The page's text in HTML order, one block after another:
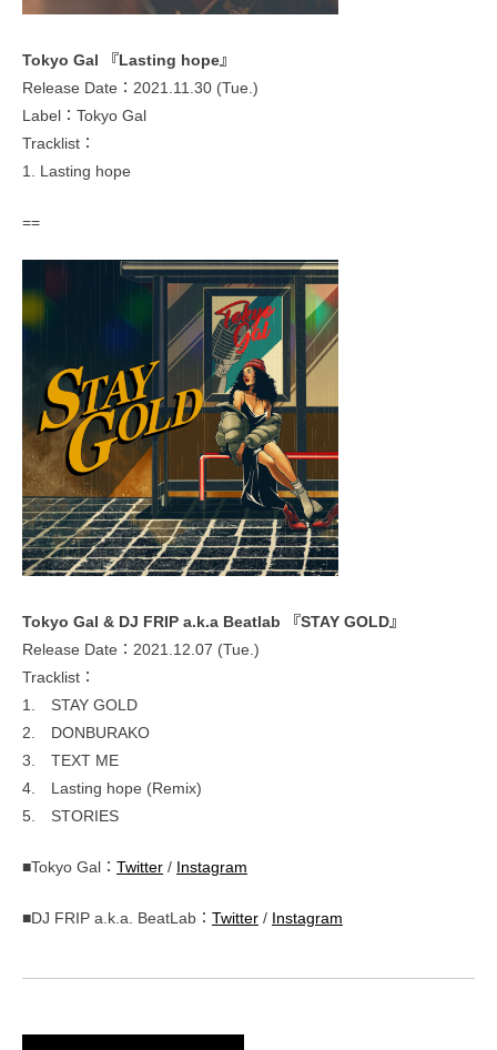
Tokyo Gal 『Lasting hope』
Release Date：2021.11.30 (Tue.)
Label：Tokyo Gal
Tracklist：
1. Lasting hope
==
Tokyo Gal & DJ FRIP a.k.a Beatlab 『STAY GOLD』
Release Date：2021.12.07 (Tue.)
Tracklist：
1. STAY GOLD
2. DONBURAKO
3. TEXT ME
4. Lasting hope (Remix)
5. STORIES
■Tokyo Gal： Twitter / Instagram
■DJ FRIP a.k.a. BeatLab： Twitter / Instagram